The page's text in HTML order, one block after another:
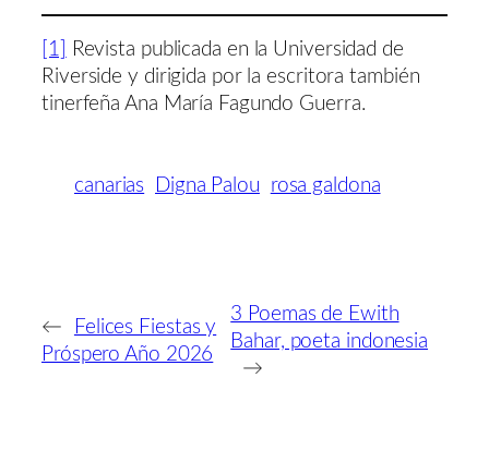
[1]
Revista publicada en la Universidad de
Riverside y dirigida por la escritora también
tinerfeña Ana María Fagundo Guerra.
canarias Digna Palou rosa galdona
←
Felices Fiestas y
Próspero Año 2026
3 Poemas de Ewith
Bahar, poeta indonesia
→